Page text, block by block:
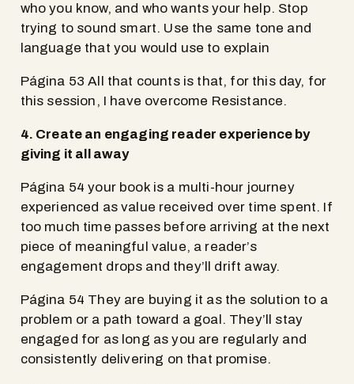
who you know, and who wants your help. Stop
trying to sound smart. Use the same tone and
language that you would use to explain
Página 53 All that counts is that, for this day, for
this session, I have overcome Resistance.
4. Create an engaging reader experience by
giving it all away
Página 54 your book is a multi-hour journey
experienced as value received over time spent. If
too much time passes before arriving at the next
piece of meaningful value, a reader’s
engagement drops and they’ll drift away.
Página 54 They are buying it as the solution to a
problem or a path toward a goal. They’ll stay
engaged for as long as you are regularly and
consistently delivering on that promise.